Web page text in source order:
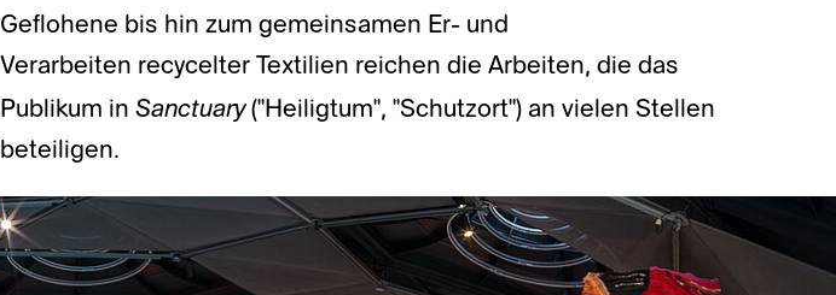
Geflohene bis hin zum gemeinsamen Er- und
Verarbeiten recycelter Textilien reichen die Arbeiten, die das
Publikum in Sanctuary("Heiligtum", "Schutzort") an vielen Stellen
beteiligen.